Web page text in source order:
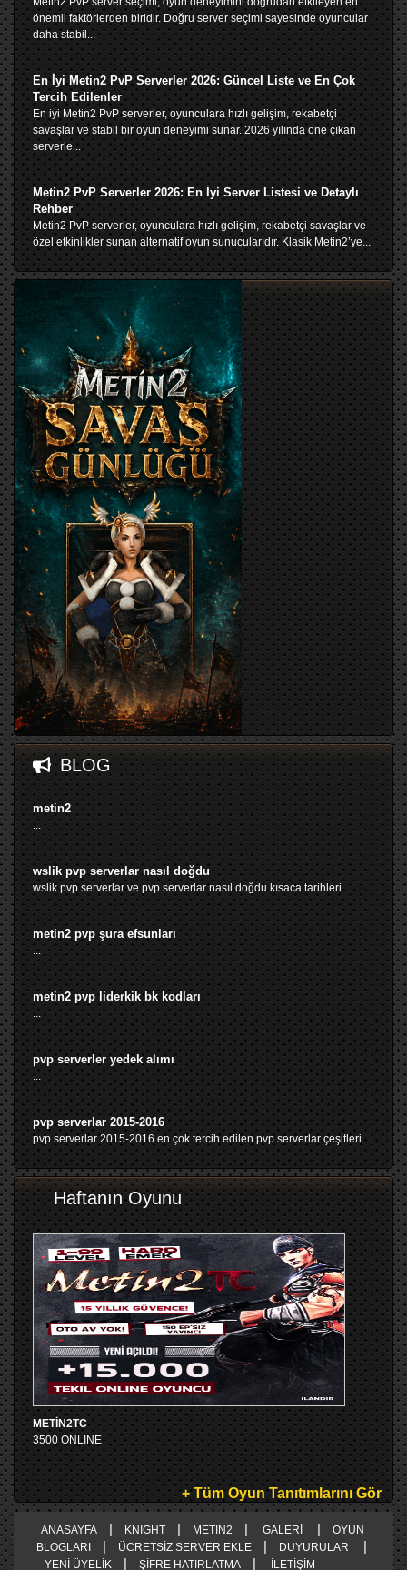
önemli faktörlerden biridir. Doğru server seçimi sayesinde oyuncular
daha stabil...
En İyi Metin2 PvP Serverler 2026: Güncel Liste ve En Çok
Tercih Edilenler
En iyi Metin2 PvP serverler, oyunculara hızlı gelişim, rekabetçi
savaşlar ve stabil bir oyun deneyimi sunar. 2026 yılında öne çıkan
serverle...
Metin2 PvP Serverler 2026: En İyi Server Listesi ve Detaylı
Rehber
Metin2 PvP serverler, oyunculara hızlı gelişim, rekabetçi savaşlar ve
özel etkinlikler sunan alternatif oyun sunucularıdır. Klasik Metin2’ye...
BLOG
metin2
...
wslik pvp serverlar nasıl doğdu
wslik pvp serverlar ve pvp serverlar nasıl doğdu kısaca tarihleri...
metin2 pvp şura efsunları
...
metin2 pvp liderkik bk kodları
...
pvp serverler yedek alımı
...
pvp serverlar 2015-2016
pvp serverlar 2015-2016 en çok tercih edilen pvp serverlar çeşitleri...
Haftanın Oyunu
METİN2TC
3500 ONLİNE
+ Tüm Oyun Tanıtımlarını Gör
ANASAYFA | KNIGHT | METIN2 | GALERİ |
OYUN
BLOGLARI
| ÜCRETSİZ SERVER EKLE | DUYURULAR |
YENİ ÜYELİK | ŞİFRE HATIRLATMA | İLETİŞİM